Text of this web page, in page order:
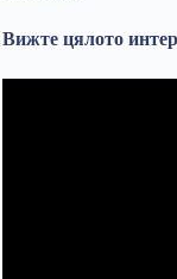
Вижте цялото